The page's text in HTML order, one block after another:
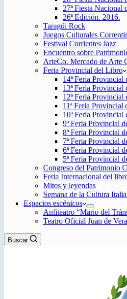
27ª Fiesta Nacional
26ª Edición. 2016.
Taragüi Rock
Juegos Culturales
Festival Corrientes Jazz
Encuentro sobre
ArteCo. Mercado de Arte
Feria Provincial del Libro
14ª Feria
13ª Feria
12ª Feria
11ª Feria Provincial
10ª Feria
9ª Feria Provincial
8ª Feria Provincial
7ª Feria Provincial
6ª Feria Provincial
5ª Feria Provincial
Congreso del Patrimonio
Feria Internacional del
Mitos y leyendas
Semana de la Cultura
Espacios escénicos
Anfiteatro “Mario del
Teatro Oficial Juan de Vera
Buscar